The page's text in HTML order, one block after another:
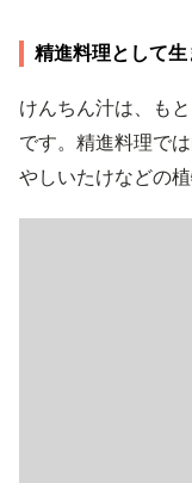
精進料理として生
けんちん汁は、も
です。精進料理で
やしいたけなどの